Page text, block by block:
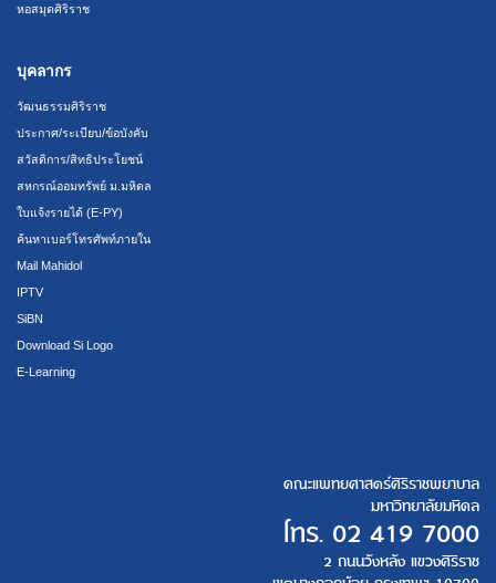
หอสมุดศิริราช
บุคลากร
วัฒนธรรมศิริราช
ประกาศ/ระเบียบ/ข้อบังคับ
สวัสดิการ/สิทธิประโยชน์
สหกรณ์ออมทรัพย์ ม.มหิดล
ใบแจ้งรายได้ (E-PY)
ค้นหาเบอร์โทรศัพท์ภายใน
Mail Mahidol
IPTV
SiBN
Download Si Logo
E-Learning
คณะแพทยศาสตร์ศิริราชพยาบาล
มหาวิทยาลัยมหิดล
โทร. 02 419 7000
2 ถนนวังหลัง แขวงศิริราช